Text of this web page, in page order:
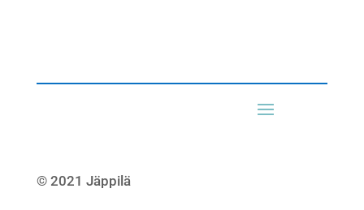
© 2021 Jäppilä